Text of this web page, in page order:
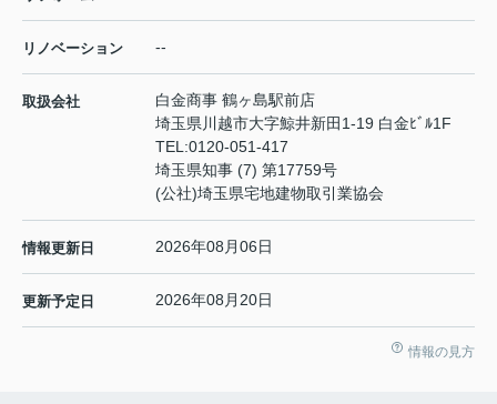
リノベーション --
取扱会社
白金商事 鶴ヶ島駅前店
埼玉県川越市大字鯨井新田1-19 白金ﾋﾞﾙ1F
TEL:0120-051-417
埼玉県知事 (7) 第17759号
(公社)埼玉県宅地建物取引業協会
情報更新日 2026年08月06日
更新予定日 2026年08月20日
情報の見方